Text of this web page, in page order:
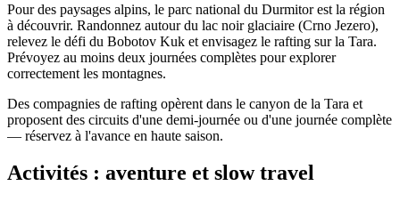
Pour des paysages alpins, le parc national du Durmitor est la région
à découvrir. Randonnez autour du lac noir glaciaire (Crno Jezero),
relevez le défi du Bobotov Kuk et envisagez le rafting sur la Tara.
Prévoyez au moins deux journées complètes pour explorer
correctement les montagnes.
Des compagnies de rafting opèrent dans le canyon de la Tara et
proposent des circuits d'une demi-journée ou d'une journée complète
— réservez à l'avance en haute saison.
Activités : aventure et slow travel